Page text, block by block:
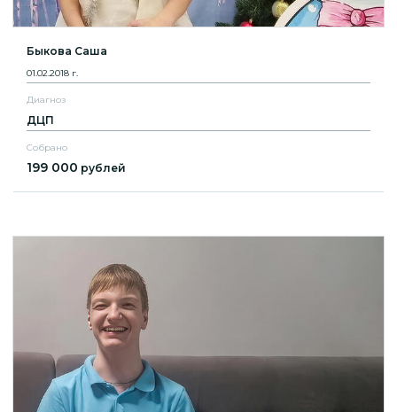
Быкова Саша
01.02.2018 г.
Диагноз
ДЦП
Собрано
199 000 рублей